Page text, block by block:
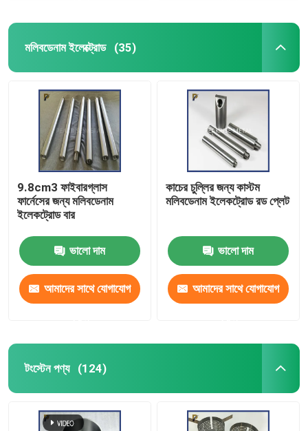
মলিবডেনাম ইলেক্ট্রোড (35)
9.8cm3 ফাইবারগ্লাস
ফার্নেসের জন্য মলিবডেনাম
ইলেকট্রোড বার
ভালো দাম
আমাদের সাথে যোগাযোগ
কাচের চুল্লির জন্য কাস্টম
মলিবডেনাম ইলেকট্রোড রড প্লেট
ভালো দাম
আমাদের সাথে যোগাযোগ
টংস্টেন পণ্য (124)